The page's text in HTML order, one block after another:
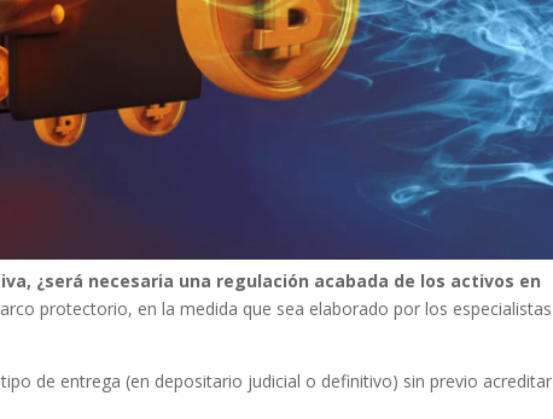
¿será necesaria una regulación acabada de los activos en
protectorio, en la medida que sea elaborado por los especialistas
de entrega (en depositario judicial o definitivo) sin previo acreditar